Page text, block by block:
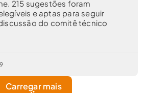
215 sugestões foram
e aptas para seguir
do comitê técnico
Carregar mais